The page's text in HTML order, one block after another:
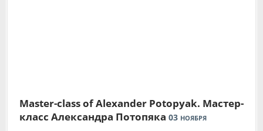
Master-class of Alexander Potopyak. Мастер-
класс Александра Потопяка 03 НОЯБРЯ